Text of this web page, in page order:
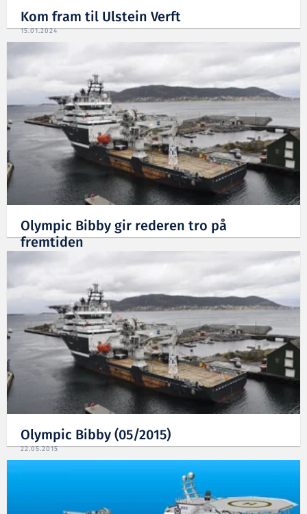
Kom fram til Ulstein Verft
15.01.2024
Olympic Bibby gir rederen tro på
fremtiden
Olympic Bibby (05/2015)
22.05.2015